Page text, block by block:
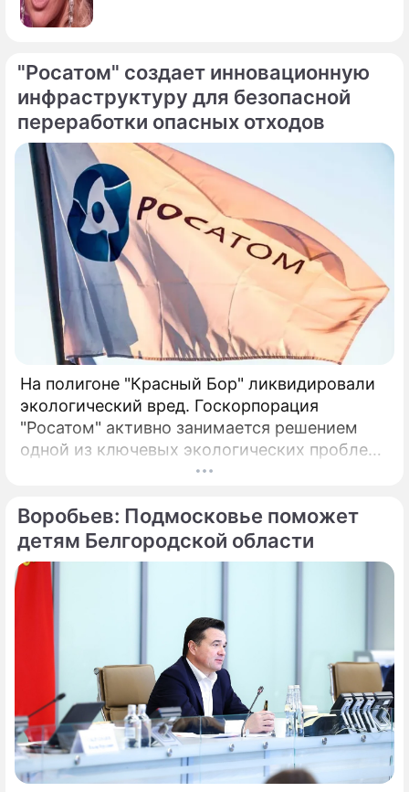
"Росатом" создает инновационную
инфраструктуру для безопасной
переработки опасных отходов
На полигоне "Красный Бор" ликвидировали
экологический вред. Госкорпорация
"Росатом" активно занимается решением
одной из ключевых экологических проблем
в Ленинградской области – ликвидацией
промышленных отходов "Красный Бор".
Воробьев: Подмосковье поможет
детям Белгородской области